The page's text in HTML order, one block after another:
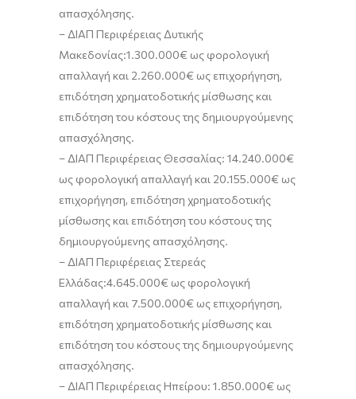
απασχόλησης.
– ΔΙΑΠ Περιφέρειας Δυτικής
Μακεδονίας:1.300.000€ ως φορολογική
απαλλαγή και 2.260.000€ ως επιχορήγηση,
επιδότηση χρηματοδοτικής μίσθωσης και
επιδότηση του κόστους της δημιουργούμενης
απασχόλησης.
– ΔΙΑΠ Περιφέρειας Θεσσαλίας: 14.240.000€
ως φορολογική απαλλαγή και 20.155.000€ ως
επιχορήγηση, επιδότηση χρηματοδοτικής
μίσθωσης και επιδότηση του κόστους της
δημιουργούμενης απασχόλησης.
– ΔΙΑΠ Περιφέρειας Στερεάς
Ελλάδας:4.645.000€ ως φορολογική
απαλλαγή και 7.500.000€ ως επιχορήγηση,
επιδότηση χρηματοδοτικής μίσθωσης και
επιδότηση του κόστους της δημιουργούμενης
απασχόλησης.
– ΔΙΑΠ Περιφέρειας Ηπείρου: 1.850.000€ ως